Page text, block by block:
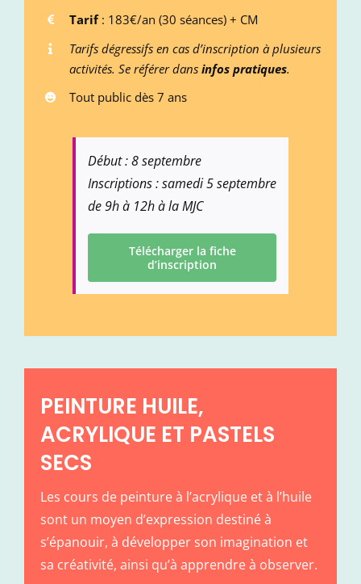
Tarif : 183€/an (30 séances) + CM
Tarifs dégressifs en cas d’inscription à plusieurs
activités. Se référer dans infos pratiques.
Tout public dès 7 ans
Début : 8 septembre
Inscriptions : samedi 5 septembre
de 9h à 12h à la MJC
Télécharger la fiche
d’inscription
PEINTURE HUILE,
ACRYLIQUE ET PASTELS
SECS
Les cours de peinture à l’acrylique et à l’huile
sont un moyen d’expression destiné à
s’épanouir, à développer son imagination et
sa créativité, ainsi qu’à apprendre à observer.